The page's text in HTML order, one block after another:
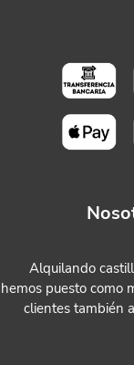
Alquilando
hemos puesto como
clientes también